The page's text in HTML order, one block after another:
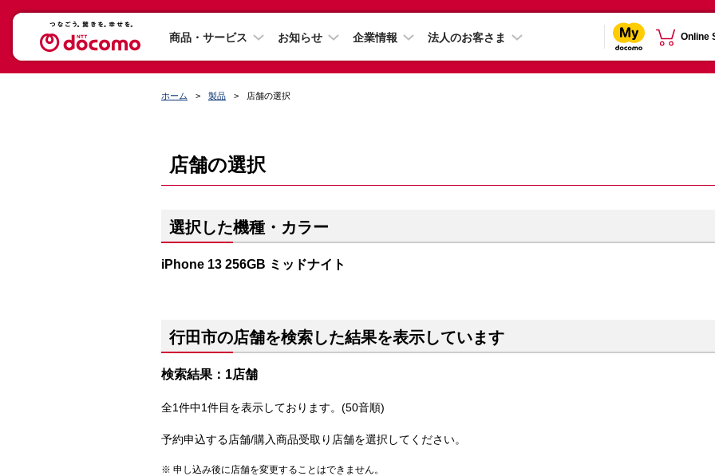
商品・サービス お知らせ 企業情報 法人のお客さま Online
ホーム 製品 店舗の選択
店舗の選択
選択した機種・カラー
iPhone 13 256GB ミッドナイト
行田市の店舗を検索した結果を表示しています
検索結果：1店舗
全1件中1件目を表示しております。(50音順)
予約申込する店舗/購入商品受取り店舗を選択してください。
申し込み後に店舗を変更することはできません。